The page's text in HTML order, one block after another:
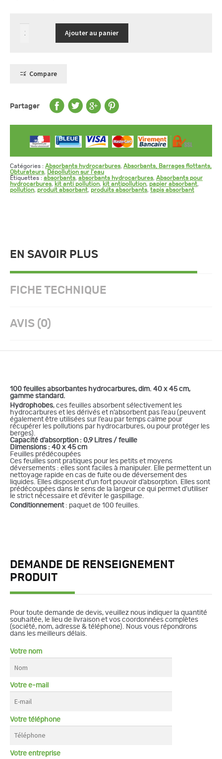
quantité
de
-
Ajouter au panier
Compare
Partager
Catégories : Absorbants hydrocarbures Absorbants, Barrages flottants,
Obturateurs
Dépollution sur l'eau
Étiquettes : absorbants absorbants hydrocarbures Absorbants pour
hydrocarbures
kit anti pollution kit antipollution papier absorbant
pollution produit absorbant produits absorbants tapis absorbant
EN SAVOIR PLUS
FICHE TECHNIQUE
AVIS (0)
100 feuilles absorbantes hydrocarbures, dim. 40 x 45 cm,
gamme standard.
Hydrophobes, ces feuilles absorbent sélectivement les
hydrocarbures et les dérivés et n’absorbent pas l’eau (peuvent
également être utilisées sur l’eau par temps calme pour
récupérer les pollutions par hydrocarbures, ou pour protéger les
berges).
Capacité d’absorption : 0,9 Litres / feuille
Dimensions : 40 x 45 cm
Feuilles prédécoupées
Ces feuilles sont pratiques pour les petits et moyens
déversements : elles sont faciles à manipuler. Elle permettent un
nettoyage rapide en cas de fuite ou de déversement des
liquides. Elles disposent d’un fort pouvoir d’absorption. Elles sont
prédécoupées dans le sens de la largeur ce qui permet d’utiliser
le strict nécessaire et d’éviter le gaspillage.
Conditionnement: paquet de 100 feuilles.
DEMANDE DE RENSEIGNEMENT
PRODUIT
Pour toute demande de devis, veuillez nous indiquer la quantité
souhaitée, le lieu de livraison et vos coordonnées complètes
(société, nom, adresse & téléphone). Nous vous répondrons
dans les meilleurs délais.
Votre nom
Votre e-mail
Votre téléphone
Votre entreprise